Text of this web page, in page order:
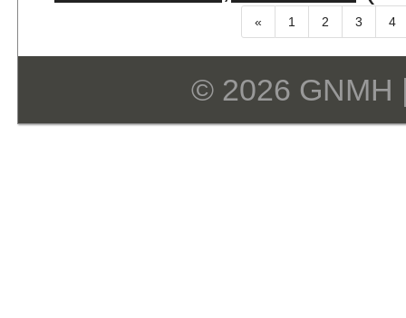
« 1 2 3 4
© 2026